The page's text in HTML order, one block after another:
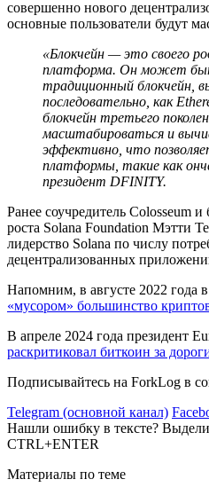
совершенно нового
основные пользователи будут
«Блокчейн — это своего
платформа. Он может
традиционный блокчейн,
последовательно, как
блокчейн третьего
масштабироваться и
эффективно, что
платформы, такие как
президент DFINITY.
Ранее соучредитель Colosseum
роста Solana Foundation Мэтти
лидерство Solana по числу
децентрализованных
Напомним, в августе 2022 года
«мусором» большинство
В апреле 2024 года президент
раскритиковал биткоин за
Подписывайтесь на ForkLog в
Telegram (основной канал)
Нашли ошибку в тексте?
CTRL+ENTER
Материалы по теме